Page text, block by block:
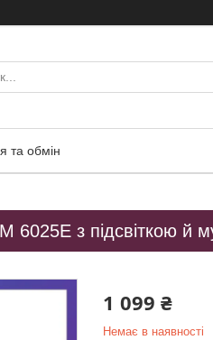
та обмін
6025E з підсвіткою й
1 099 ₴
Немає в наявності